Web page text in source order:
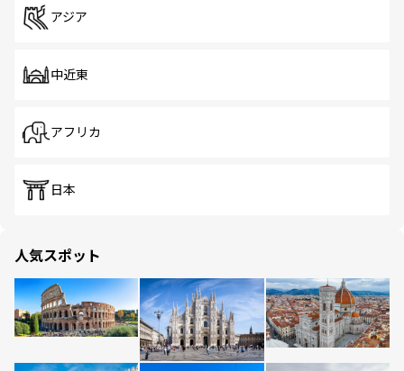
アジア
中近東
アフリカ
日本
人気スポット